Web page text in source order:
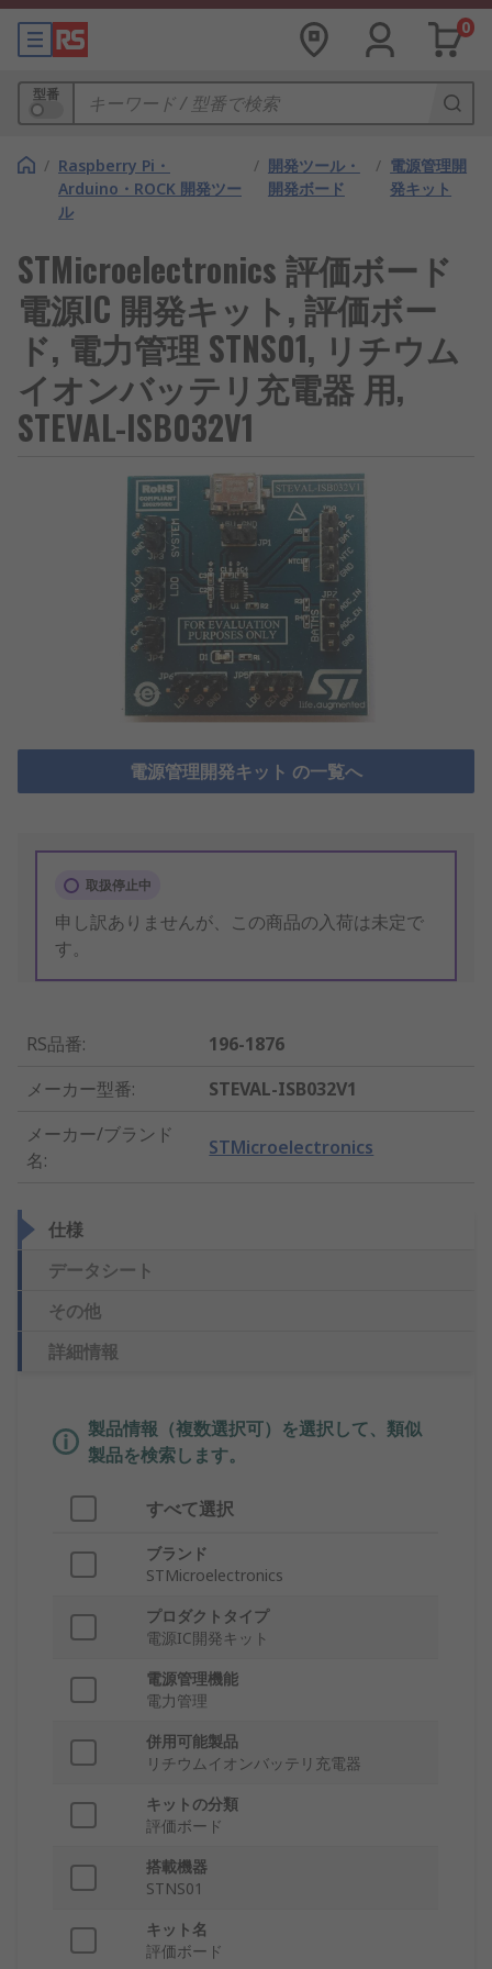
0
型番
/ Raspberry Pi・
Arduino・ROCK 開発ツー
ル
/ 開発ツール・
開発ボード
/ 電源管理開
発キット
STMicroelectronics 評価ボード
電源IC 開発キット, 評価ボー
ド, 電力管理 STNS01, リチウム
イオンバッテリ充電器 用,
STEVAL-ISB032V1
電源管理開発キット の一覧へ
取扱停止中
申し訳ありませんが、この商品の入荷は未定で
す。
RS品番:
196-1876
メーカー型番:
STEVAL-ISB032V1
メーカー/ブランド
名:
STMicroelectronics
仕様
データシート
その他
詳細情報
製品情報（複数選択可）を選択して、類似
製品を検索します。
すべて選択
ブランド
STMicroelectronics
プロダクトタイプ
電源IC開発キット
電源管理機能
電力管理
併用可能製品
リチウムイオンバッテリ充電器
キットの分類
評価ボード
搭載機器
STNS01
キット名
評価ボード